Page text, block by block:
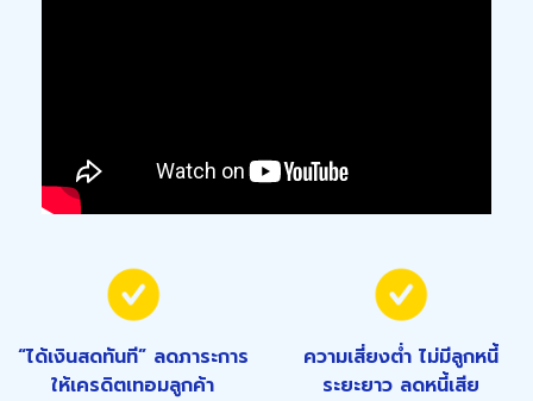
“ได้เงินสดทันที” ลดภาระการ
ให้เครดิตเทอมลูกค้า
ความเสี่ยงต่ำ ไม่มีลูกหนี้
ระยะยาว ลดหนี้เสีย